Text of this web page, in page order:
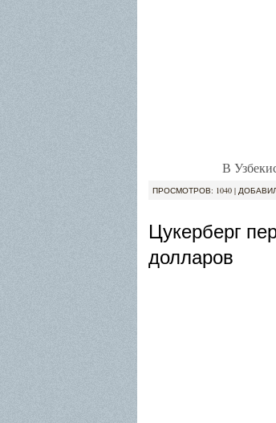
В
ПРОСМОТРОВ: 1040 |
Цукерберг
долларов